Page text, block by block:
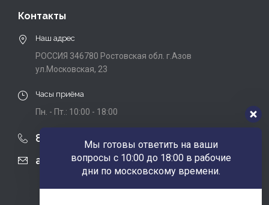
Контакты
Наш адрес
РОССИЯ 346780 Ростовская обл. г.Азов
ул.Московская, 23
Часы приёма
Пн. - Пт.: 10:00 - 18:00
8 (863) 424-22-08
agobfpdi@mail.ru
Мы готовы ответить на ваши
вопросы с 10:00 до 18:00 в рабочие
дни по московскому времени.